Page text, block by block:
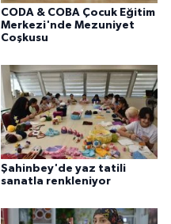
CODA & COBA Çocuk Eğitim
Merkezi'nde Mezuniyet
Coşkusu
Şahinbey'de yaz tatili
sanatla renkleniyor